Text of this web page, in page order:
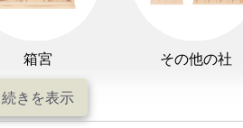
箱宮 その他の社